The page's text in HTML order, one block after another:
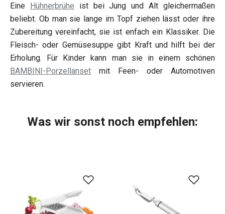
Eine Hühnerbrühe ist bei Jung und Alt gleichermaßen
beliebt. Ob man sie lange im Topf ziehen lässt oder ihre
Zubereitung vereinfacht, sie ist enfach ein Klassiker. Die
Fleisch- oder Gemüsesuppe gibt Kraft und hilft bei der
Erholung. Für Kinder kann man sie in einem schönen
BAMBINI-Porzellanset mit Feen- oder Automotiven
servieren.
Was wir sonst noch empfehlen: